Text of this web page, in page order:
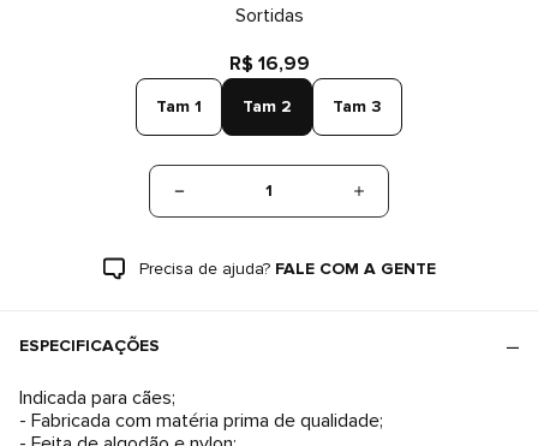
Sortidas
R$ 16,99
Tam 1 Tam 2 Tam 3
1
Precisa de ajuda? FALE COM A GENTE
ESPECIFICAÇÕES
Indicada para cães;
- Fabricada com matéria prima de qualidade;